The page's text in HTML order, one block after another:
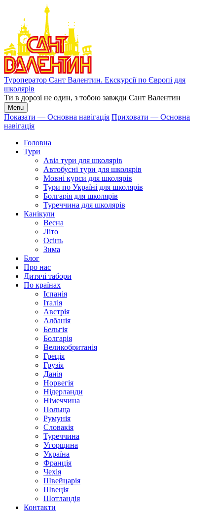
основного
вмісту
Туроператор Сант Валентин. Екскурсії по Європі для
школярів
Ти в дорозі не один, з тобою завжди Сант Валентин
Menu
Основна
навігація
Показати — Основна навігація Приховати — Основна
навігація
Головна
Тури
Авіа тури для школярів
Автобусні тури для школярів
Мовні курси для школярів
Тури по Україні для школярів
Болгарія для школярів
Туреччина для школярів
Канікули
Весна
Літо
Осінь
Зима
Блог
Про нас
Дитячі табори
По країнах
Іспанія
Італія
Австрія
Албанія
Бельгія
Болгарія
Великобританія
Греція
Грузія
Данія
Норвегія
Нідерланди
Німеччина
Польща
Румунія
Словакія
Туреччина
Угорщина
Україна
Франція
Чехія
Швейцарія
Швеція
Шотландія
Контакти